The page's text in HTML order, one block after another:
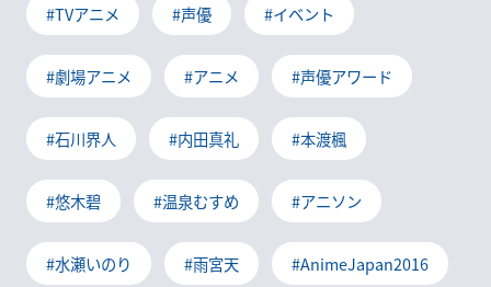
#TVアニメ #声優 #イベント
#劇場アニメ #アニメ #声優アワード
#石川界人 #内田真礼 #本渡楓
#悠木碧 #温泉むすめ #アニソン
#水瀬いのり #雨宮天 #AnimeJapan2016